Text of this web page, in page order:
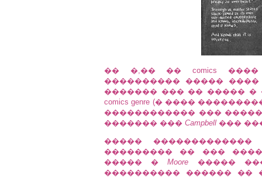
�� �,�� �� comics
���������� �����
������� ��� �� ����� �
comics genre (� ����
������������ ���
������� ��� Campbell ���
�����
��������� �� ���
����� �Moore �����
���������� ������ ��